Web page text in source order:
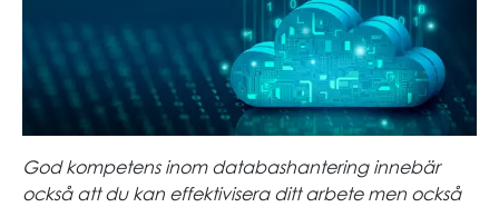
God kompetens inom databashantering innebär
också att du kan effektivisera ditt arbete men också